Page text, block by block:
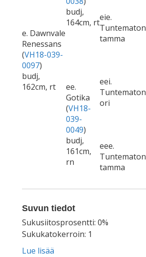
e. Dawnvale
Renessans
(VH18-039-
0097)
budj,
162cm, rt
budj,
164cm, rteie.
Tuntematon
tamma
ee.
Gotika
(VH18-
039-
0049)
budj,
161cm,
rn
eei.
Tuntematon
ori
eee.
Tuntematon
tamma
Suvun tiedot
Sukusiitosprosentti: 0%
Sukukatokerroin: 1
Lue lisää